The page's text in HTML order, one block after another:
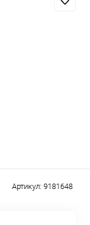
Артикул: 9181648